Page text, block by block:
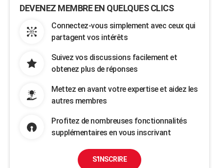
DEVENEZ MEMBRE EN QUELQUES CLICS
Connectez-vous simplement avec ceux qui
partagent vos intérêts
Suivez vos discussions facilement et
obtenez plus de réponses
Mettez en avant votre expertise et aidez les
autres membres
Profitez de nombreuses fonctionnalités
supplémentaires en vous inscrivant
S'INSCRIRE